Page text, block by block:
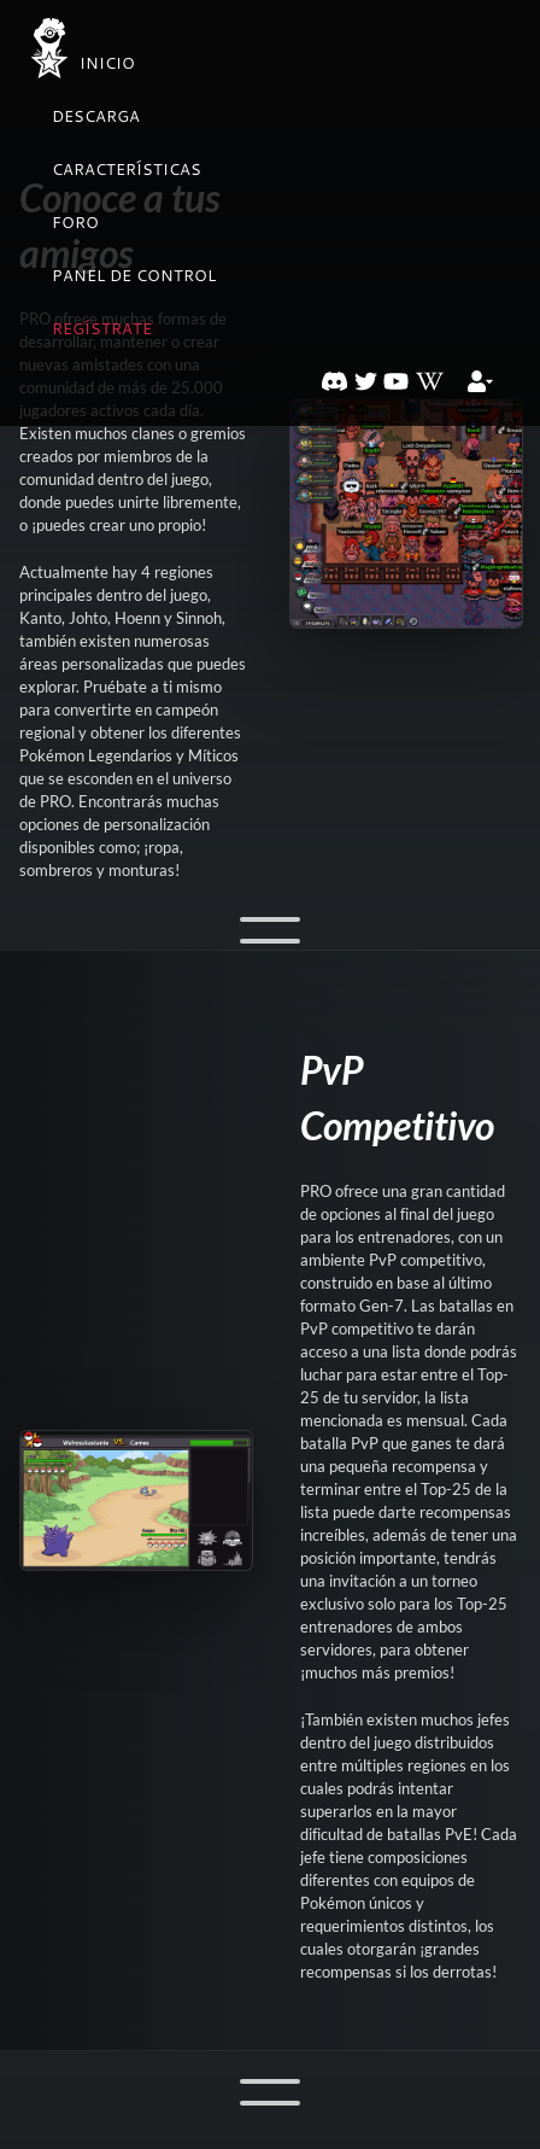
INICIO
DESCARGA
CARACTERÍSTICAS
FORO
PANEL DE CONTROL
REGÍSTRATE
Conoce a tus
amigos
PRO ofrece muchas formas de
desarrollar, mantener o crear
nuevas amistades con una
comunidad de más de 25.000
jugadores activos cada día.
Existen muchos clanes o gremios
creados por miembros de la
comunidad dentro del juego,
donde puedes unirte libremente,
o ¡puedes crear uno propio!
Actualmente hay 4 regiones
principales dentro del juego,
Kanto, Johto, Hoenn y Sinnoh,
también existen numerosas
áreas personalizadas que puedes
explorar. Pruébate a ti mismo
para convertirte en campeón
regional y obtener los diferentes
Pokémon Legendarios y Míticos
que se esconden en el universo
de PRO. Encontrarás muchas
opciones de personalización
disponibles como; ¡ropa,
sombreros y monturas!
PvP
Competitivo
PRO ofrece una gran cantidad
de opciones al final del juego
para los entrenadores, con un
ambiente PvP competitivo,
construido en base al último
formato Gen-7. Las batallas en
PvP competitivo te darán
acceso a una lista donde podrás
luchar para estar entre el Top-
25 de tu servidor, la lista
mencionada es mensual. Cada
batalla PvP que ganes te dará
una pequeña recompensa y
terminar entre el Top-25 de la
lista puede darte recompensas
increíbles, además de tener una
posición importante, tendrás
una invitación a un torneo
exclusivo solo para los Top-25
entrenadores de ambos
servidores, para obtener
¡muchos más premios!
¡También existen muchos jefes
dentro del juego distribuidos
entre múltiples regiones en los
cuales podrás intentar
superarlos en la mayor
dificultad de batallas PvE! Cada
jefe tiene composiciones
diferentes con equipos de
Pokémon únicos y
requerimientos distintos, los
cuales otorgarán ¡grandes
recompensas si los derrotas!